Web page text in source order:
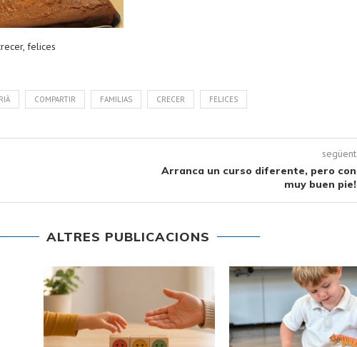
felices
COMPARTIR FAMILIAS CRECER FELICES
següent
Arranca un curso diferente, pero con
muy buen pie!
ALTRES PUBLICACIONS